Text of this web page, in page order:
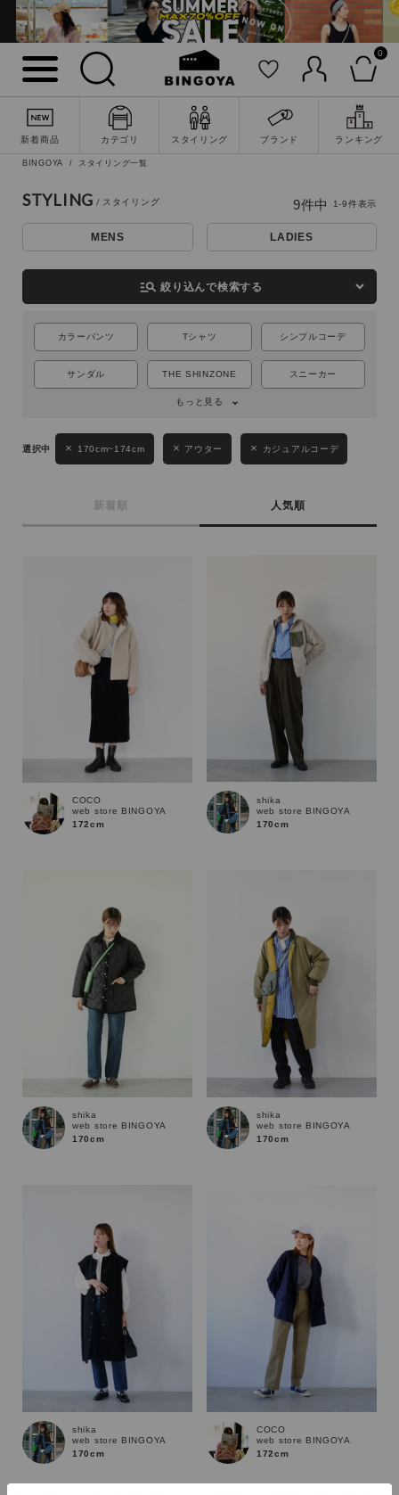
0
新着商品 カテゴリ スタイリング ブランド ランキング
性別
ブランド
BINGOYA スタイリング一覧
STYLING
MENS LADIES
manage_search 絞り込んで検索する
カラーパンツ Tシャツ シンプルコーデ
サンダル THE SHINZONE スニーカー
もっと見る
170cm~174cm アウター カジュアルコーデ
新着順 人気順
9件中 1-9件表示
COCO
web store BINGOYA
172cm
shika
web store BINGOYA
170cm
shika
web store BINGOYA
170cm
shika
web store BINGOYA
170cm
shika
web store BINGOYA
170cm
COCO
web store BINGOYA
172cm